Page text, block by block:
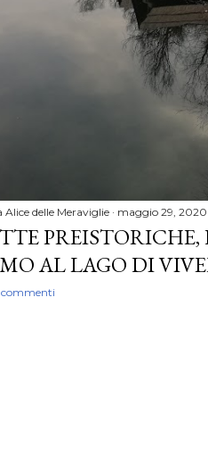
Alice delle Meraviglie maggio 29, 2020
AL LAGO DI
commenti